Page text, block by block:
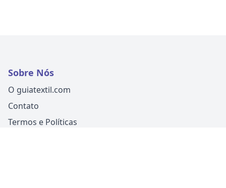
Sobre Nós
O guiatextil.com
Contato
Termos e Políticas